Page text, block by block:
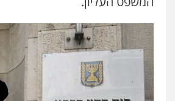
0526885006